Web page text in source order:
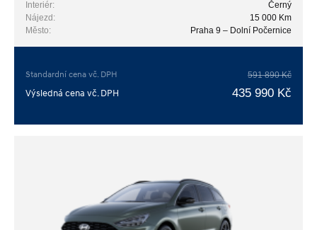
Interiér:
Černý
Nájezd:
15 000 Km
Město:
Praha 9 – Dolní Počernice
Standardní cena vč. DPH 591 890 Kč
Výsledná cena vč. DPH 435 990 Kč